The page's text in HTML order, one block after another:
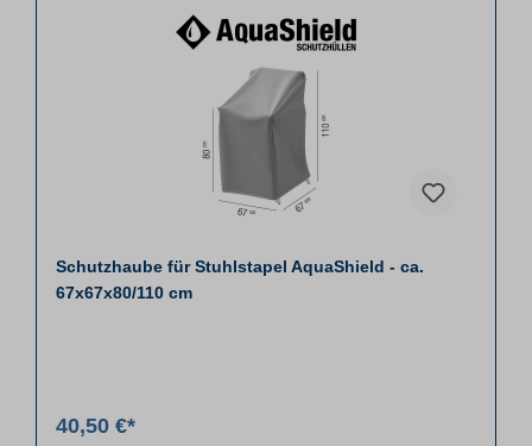
Schutzhaube für Stuhlstapel AquaShield - ca.
67x67x80/110 cm
40,50 €*